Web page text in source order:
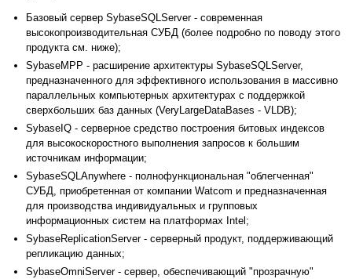
Базовый сервер SybaseSQLServer - современная
высокопроизводительная СУБД (более подробно по поводу этого
продукта см. ниже);
SybaseMPP - расширение архитектуры SybaseSQLServer,
предназначенного для эффективного использования в массивно
параллельных компьютерных архитектурах с поддержкой
сверхбольших баз данных (VeryLargeDataBases - VLDB);
SybaseIQ - серверное средство построения битовых индексов
для высокоскоростного выполнения запросов к большим
источникам информации;
SybaseSQLAnywhere - полнофункциональная "облегченная"
СУБД, приобретенная от компании Watcom и предназначенная
для производства индивидуальных и групповых
информационных систем на платформах Intel;
SybaseReplicationServer - серверный продукт, поддерживающий
репликацию данных;
SybaseOmniServer - сервер, обеспечивающий "прозрачную"